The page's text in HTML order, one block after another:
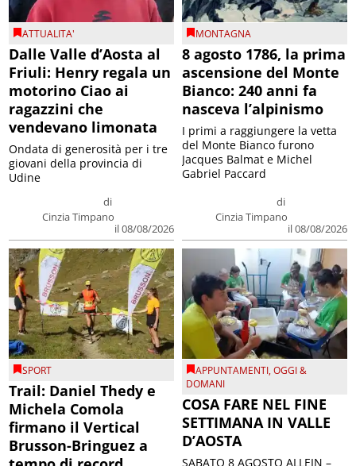
ATTUALITA'
Dalle Valle d’Aosta al
Friuli: Henry regala un
motorino Ciao ai
ragazzini che
vendevano limonata
di
Cinzia Timpano
il 08/08/2026
Ondata di generosità per i tre
giovani della provincia di
Udine
MONTAGNA
8 agosto 1786, la prima
ascensione del Monte
Bianco: 240 anni fa
nasceva l’alpinismo
di
Cinzia Timpano
il 08/08/2026
I primi a raggiungere la vetta
del Monte Bianco furono
Jacques Balmat e Michel
Gabriel Paccard
SPORT
Trail: Daniel Thedy e
Michela Comola
firmano il Vertical
Brusson-Bringuez a
APPUNTAMENTI,OGGI &
DOMANI
COSA FARE NEL FINE
SETTIMANA IN VALLE
D’AOSTA
SABATO 8 AGOSTO ALLEIN –